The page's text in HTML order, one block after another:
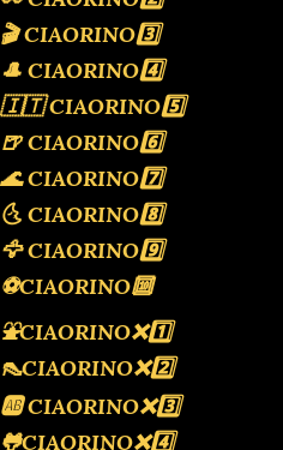
🎬 CIAORINO3️⃣
🎩 CIAORINO4️⃣
🇮🇹 CIAORINO5️⃣
🍺 CIAORINO6️⃣
🌊 CIAORINO7️⃣
🌜 CIAORINO8️⃣
🦅 CIAORINO9️⃣
⚽️CIAORINO🔟
⛲️CIAORINO❌️1️⃣
👠CIAORINO❌️2️⃣
🆎 CIAORINO❌️3️⃣
🐸CIAORINO❌️4️⃣